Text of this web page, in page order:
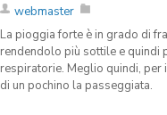
webmaster
La pioggia forte è in grado di
rendendolo più sottile e quindi
respiratorie. Meglio quindi,
di un pochino la passeggiata.